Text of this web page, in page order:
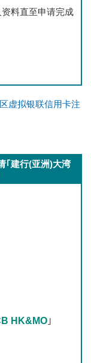
料直至申请完成
虚拟银联信用卡注
｢建行(亚洲)大湾
HK&MO ｣